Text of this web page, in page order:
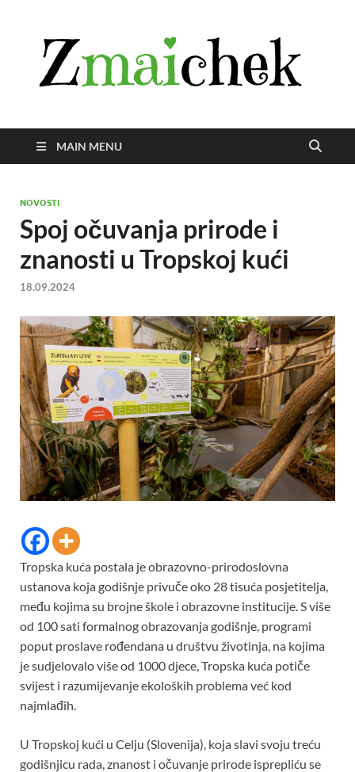
MAIN MENU
NOVOSTI
Spoj očuvanja prirode i
znanosti u Tropskoj kući
18.09.2024
Tropska kuća postala je obrazovno-prirodoslovna
ustanova koja godišnje privuče oko 28 tisuća posjetitelja,
među kojima su brojne škole i obrazovne institucije. S više
od 100 sati formalnog obrazovanja godišnje, programi
poput proslave rođendana u društvu životinja, na kojima
je sudjelovalo više od 1000 djece, Tropska kuća potiče
svijest i razumijevanje ekoloških problema već kod
najmlađih.
U Tropskoj kući u Celju (Slovenija), koja slavi svoju treću
godišnjicu rada, znanost i očuvanje prirode isprepliću se